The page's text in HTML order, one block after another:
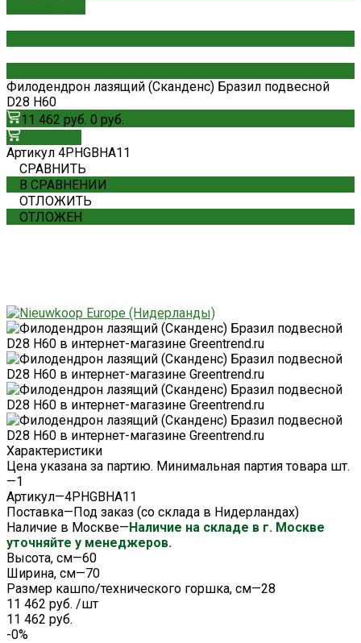
Филодендрон лазящий (Сканденс) Бразил подвесной
D28 H60
11 462 руб. 0 руб.
Артикул 4PHGBHA11
СРАВНИТЬ
В СРАВНЕНИИ
ОТЛОЖИТЬ
ОТЛОЖЕН
Характеристики
Цена указана за партию. Минимальная партия товара шт.
—1
Артикул—4PHGBHA11
Поставка—Под заказ (со склада в Нидерландах)
Наличие в Москве—Наличие на складе в г. Москве
уточняйте у менеджеров.
Высота, см—60
Ширина, см—70
Размер кашпо/технического горшка, см—28
11 462 руб. /шт
11 462 руб.
-0%